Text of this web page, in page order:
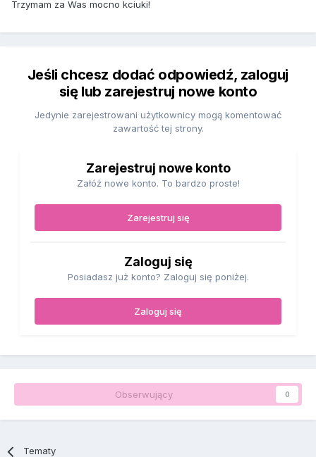
Trzymam za Was mocno kciuki!
Jeśli chcesz dodać odpowiedź, zaloguj
się lub zarejestruj nowe konto
Jedynie zarejestrowani użytkownicy mogą komentować
zawartość tej strony.
Zarejestruj nowe konto
Załóż nowe konto. To bardzo proste!
Zarejestruj się
Zaloguj się
Posiadasz już konto? Zaloguj się poniżej.
Zaloguj się
Obserwujący 0
Tematy